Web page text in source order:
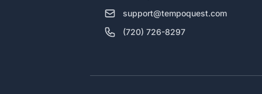
support@tempoquest.com
(720) 726-8297